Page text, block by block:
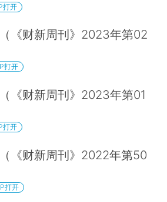
打开
《财新周刊》2023年第02
打开
《财新周刊》2023年第01
打开
《财新周刊》2022年第50
打开